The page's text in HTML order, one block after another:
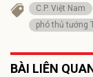
C.P. Việt Nam
phó thủ tướng
BÀI LIÊN